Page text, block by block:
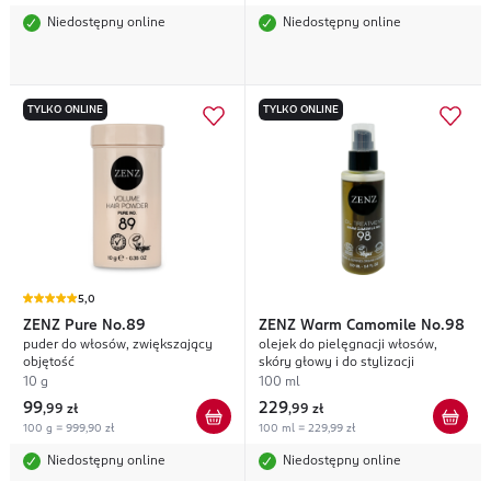
Niedostępny online Niedostępny online
TYLKO ONLINE
5,0
ZENZ Pure No.89
puder do włosów, zwiększający
objętość
10 g
99,99 zł
100 g = 999,90 zł
Niedostępny online
TYLKO ONLINE
ZENZ Warm Camomile No.98
olejek do pielęgnacji włosów,
skóry głowy i do stylizacji
100 ml
229,99 zł
100 ml = 229,99 zł
Niedostępny online